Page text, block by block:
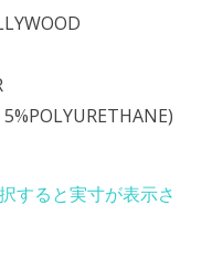
すると実寸が表示さ